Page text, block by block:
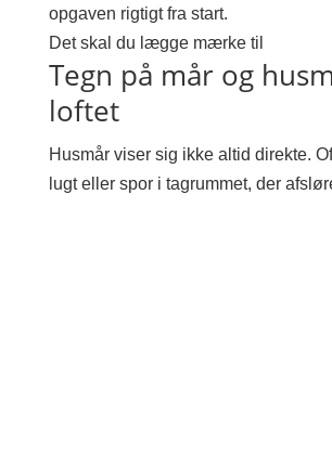
opgaven rigtigt fra start.
Det skal du lægge mærke til
Tegn på mår og
loftet
Husmår viser sig ikke altid direkte.
lugt eller spor i tagrummet, der